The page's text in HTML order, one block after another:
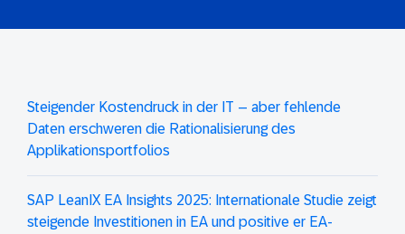
Steigender Kostendruck in der IT – aber fehlende
Daten erschweren die Rationalisierung des
Applikationsportfolios
SAP LeanIX EA Insights 2025: Internationale Studie zeigt
steigende Investitionen in EA und positive er EA-